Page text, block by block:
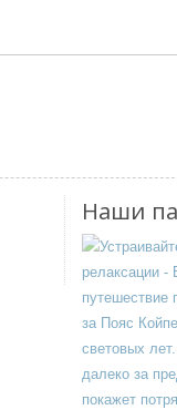
Наши